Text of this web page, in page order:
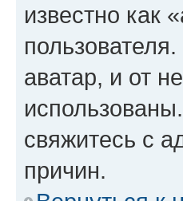
известно как
аватар, и от
свяжитесь с
причин.